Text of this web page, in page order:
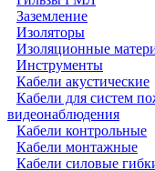
Заземление
Изоляторы
Изоляционные
Инструменты
Кабели акустические
Кабели для систем
видеонаблюдения
Кабели контрольные
Кабели монтажные
Кабели силовые